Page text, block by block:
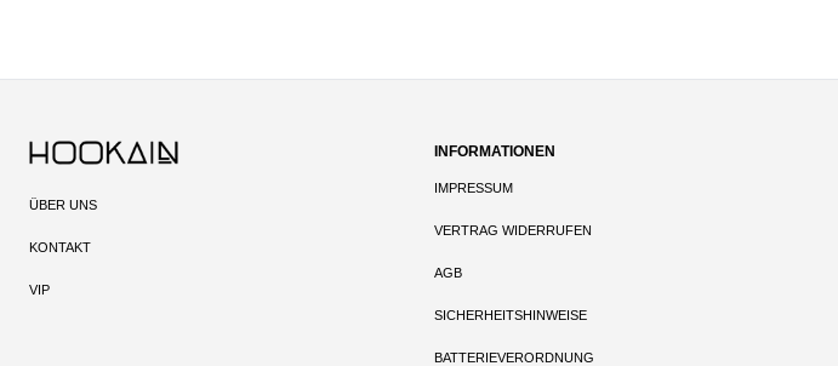
ÜBER UNS
KONTAKT
VIP
INFORMATIONEN
IMPRESSUM
VERTRAG WIDERRUFEN
AGB
SICHERHEITSHINWEISE
BATTERIEVERORDNUNG